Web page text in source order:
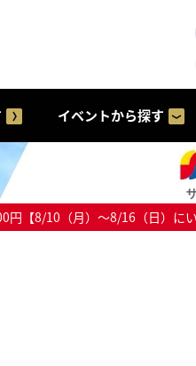
イベントから探す
【8/10（月）～8/16（日）に